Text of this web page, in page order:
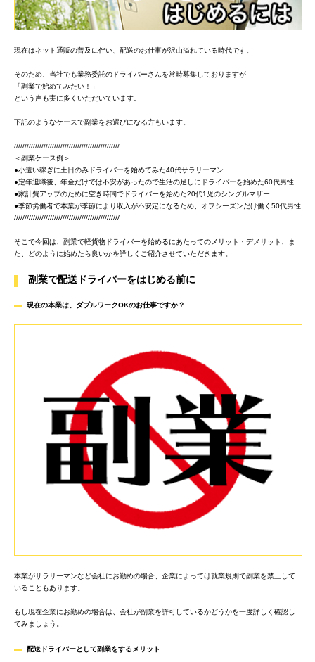
現在はネット通販の普及に伴い、配送のお仕事が沢山溢れている時代です。
そのため、当社でも業務委託のドライバーさんを常時募集しておりますが
「副業で始めてみたい！」
という声も実に多くいただいています。
下記のようなケースで副業をお選びになる方もいます。
//////////////////////////////////////////////////
＜副業ケース例＞
●小遣い稼ぎに土日のみドライバーを始めてみた40代サラリーマン
●定年退職後、年金だけでは不安があったので生活の足しにドライバーを始めた60代男性
●家計費アップのために空き時間でドライバーを始めた20代1児のシングルマザー
●季節労働者で本業が季節により収入が不安定になるため、オフシーズンだけ働く50代男性
//////////////////////////////////////////////////
そこで今回は、副業で軽貨物ドライバーを始めるにあたってのメリット・デメリット、ま
た、どのように始めたら良いかを詳しくご紹介させていただきます。
副業で配送ドライバーをはじめる前に
現在の本業は、ダブルワークOKのお仕事ですか？
本業がサラリーマンなど会社にお勤めの場合、企業によっては就業規則で副業を禁止して
いることもあります。
もし現在企業にお勤めの場合は、会社が副業を許可しているかどうかを一度詳しく確認し
てみましょう。
配送ドライバーとして副業をするメリッ ト